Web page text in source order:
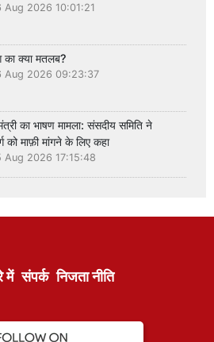
Aug 2026 10:01:21
का क्या मतलब?
Aug 2026 09:23:37
का भाषण मामला: संसदीय समिति ने
को माफ़ी मांगने के लिए कहा
Aug 2026 17:15:48
में संपर्क निजता नीति